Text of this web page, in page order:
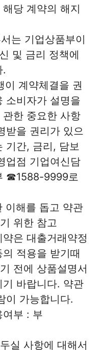
당 계약의 해지
는 기업상품부이
및 금리 정책에
.
이 계약체결을 권
소비자가 설명을
한 중요한 사항
받을 권리가 있으
기간, 금리, 담보
업점 기업여신담
☎1588-9999로
이해를 돕고 약관
위한 참고
은 대출거래약정
적용을 받기때
전에 상품설명서
바랍니다. 약관
이 가능합니다.
여부 : 부
실 사항에 대해서